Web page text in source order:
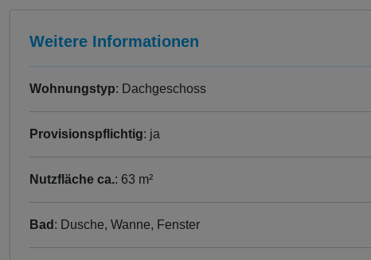
Weitere Informationen
Wohnungstyp: Dachgeschoss
Provisionspflichtig: ja
Nutzfläche ca.: 63 m²
Bad : Dusche, Wanne, Fenster